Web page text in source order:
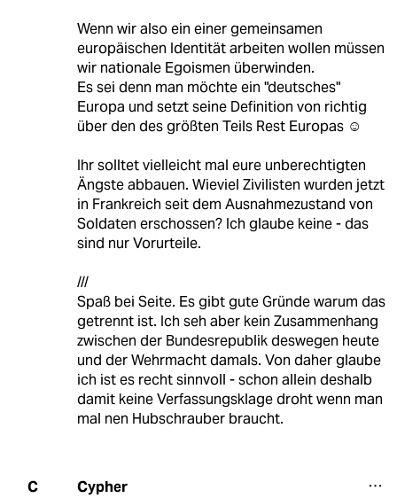
Wenn wir also ein einer gemeinsamen
europäischen Identität arbeiten wollen müssen
wir nationale Egoismen überwinden.
Es sei denn man möchte ein "deutsches"
Europa und setzt seine Definition von richtig
über den des größten Teils Rest Europas ☺
Ihr solltet vielleicht mal eure unberechtigten
Ängste abbauen. Wieviel Zivilisten wurden jetzt
in Frankreich seit dem Ausnahmezustand von
Soldaten erschossen? Ich glaube keine - das
sind nur Vorurteile.
///
Spaß bei Seite. Es gibt gute Gründe warum das
getrennt ist. Ich seh aber kein Zusammenhang
zwischen der Bundesrepublik deswegen heute
und der Wehrmacht damals. Von daher glaube
ich ist es recht sinnvoll - schon allein deshalb
damit keine Verfassungsklage droht wenn man
mal nen Hubschrauber braucht.
C Cypher